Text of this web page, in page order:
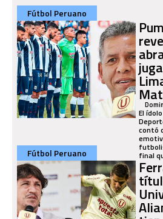
Fútbol Peruano
El
contó
final
Fútbol Peruano